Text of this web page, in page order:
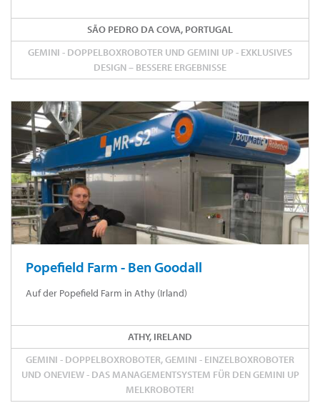
SÃO PEDRO DA COVA, PORTUGAL
GEMINI - DOPPELBOXROBOTER UND GEMINI UP - EXKLUSIVES
DESIGN – BESSERE ERGEBNISSE
Popefield Farm - Ben Goodall
Auf der Popefield Farm in Athy (Irland)
ATHY, IRELAND
GEMINI - DOPPELBOXROBOTER, GEMINI - EINZELBOXROBOTER
UND ONEVIEW - DAS MANAGEMENTSYSTEM FÜR DEN GEMINI UP
MELKROBOTER!